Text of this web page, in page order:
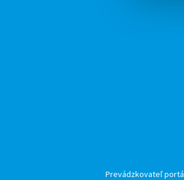
Prevádzkovateľ